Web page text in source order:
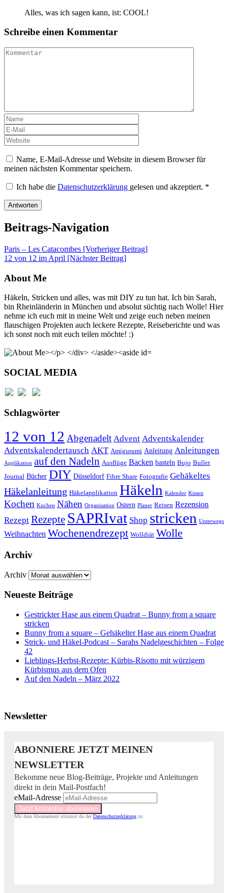
Alles, was ich sagen kann, ist: COOL!
Schreibe einen Kommentar
Name, E-Mail-Adresse und Website in diesem Browser für
meinen nächsten Kommentar speichern.
Ich habe die Datenschutzerklärung gelesen und akzeptiert. *
Beitrags-Navigation
Paris – Les Catacombes [Vorheriger Beitrag]
12 von 12 im April [Nächster Beitrag]
About Me
Häkeln, Stricken und alles, was mit DIY zu tun hat. Ich bin Sarah,
bin Rheinländerin in München und absolut süchtig nach Wolle! Hier
nehme ich euch mit in meine Welt und zeige euch neben meinen
flauschigen Projekten auch leckere Rezepte, Reiseberichte und was
ich sonst noch mit euch teilen möchte! :)
SOCIAL MEDIA
Schlagwörter
12 von 12 Abgenadelt Advent Adventskalender
Adventskalendertausch AKT Amigurumi Anleitung Anleitungen
Applikation auf den Nadeln Ausflüge Backen basteln Bujo Bullet
Journal Bücher DIY Düsseldorf Fibre Share Fotografie Gehäkeltes
Häkelanleitung Häkelapplikation Häkeln Kalender Kissen
Kochen Kuchen Nähen Organisation Ostern Planer Reisen Rezension
Rezept Rezepte SAPRIvat Shop stricken Unterwegs
Weihnachten Wochenendrezept Wolldiät Wolle
Archiv
Archiv
Neueste Beiträge
Gestrickter Hase aus einem Quadrat – Bunny from a square
stricken
Bunny from a square – Gehäkelter Hase aus einem Quadrat
Strick- und Häkel-Podcast – Sarahs Nadelgeschichten – Folge
42
Lieblings-Herbst-Rezepte: Kürbis-Risotto mit würzigem
Kürbismus aus dem Ofen
Auf den Nadeln – März 2022
Newsletter
ABONNIERE JETZT MEINEN
NEWSLETTER
Bekomme neue Blog-Beiträge, Projekte und Anleitungen
direkt in dein Mail-Postfach!
eMail-Adresse
Mit dem Abonnement stimmst du derDatenschutzerklärung zu.